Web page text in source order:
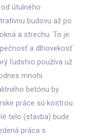
útulného
budovu až po
a strechu. To je
a dlhovekosť
ľudstvo používa už
mnohí
betónu by
práce sú kostrou
telo (stavba) bude
práca s